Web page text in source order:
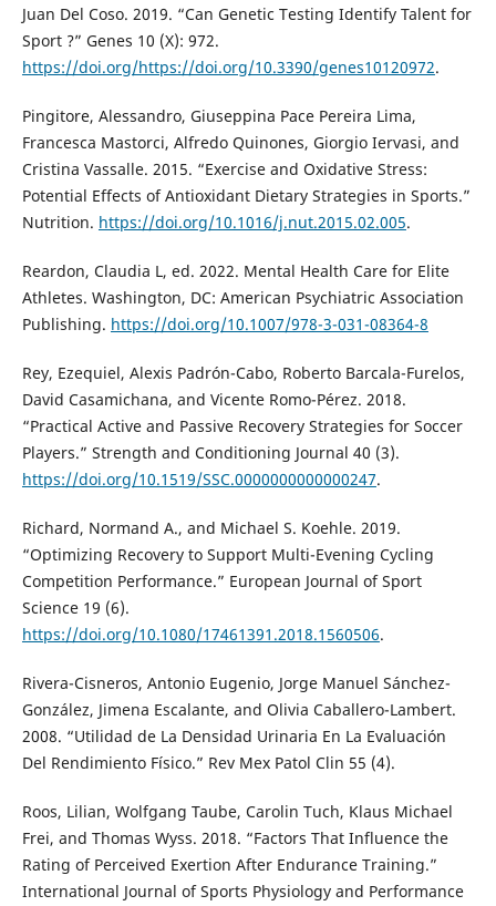
Juan Del Coso. 2019. “Can Genetic Testing Identify Talent for
Sport ?” Genes 10 (X): 972.
https://doi.org/https://doi.org/10.3390/genes10120972.
Pingitore, Alessandro, Giuseppina Pace Pereira Lima,
Francesca Mastorci, Alfredo Quinones, Giorgio Iervasi, and
Cristina Vassalle. 2015. “Exercise and Oxidative Stress:
Potential Effects of Antioxidant Dietary Strategies in Sports.”
Nutrition. https://doi.org/10.1016/j.nut.2015.02.005.
Reardon, Claudia L, ed. 2022. Mental Health Care for Elite
Athletes. Washington, DC: American Psychiatric Association
Publishing. https://doi.org/10.1007/978-3-031-08364-8
Rey, Ezequiel, Alexis Padrón-Cabo, Roberto Barcala-Furelos,
David Casamichana, and Vicente Romo-Pérez. 2018.
“Practical Active and Passive Recovery Strategies for Soccer
Players.” Strength and Conditioning Journal 40 (3).
https://doi.org/10.1519/SSC.0000000000000247.
Richard, Normand A., and Michael S. Koehle. 2019.
“Optimizing Recovery to Support Multi-Evening Cycling
Competition Performance.” European Journal of Sport
Science 19 (6).
https://doi.org/10.1080/17461391.2018.1560506.
Rivera-Cisneros, Antonio Eugenio, Jorge Manuel Sánchez-
González, Jimena Escalante, and Olivia Caballero-Lambert.
2008. “Utilidad de La Densidad Urinaria En La Evaluación
Del Rendimiento Físico.” Rev Mex Patol Clin 55 (4).
Roos, Lilian, Wolfgang Taube, Carolin Tuch, Klaus Michael
Frei, and Thomas Wyss. 2018. “Factors That Influence the
Rating of Perceived Exertion After Endurance Training.”
International Journal of Sports Physiology and Performance